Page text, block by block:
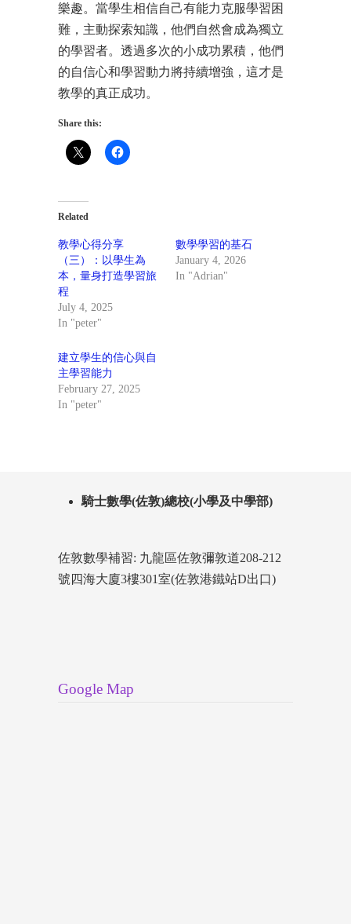
樂趣。當學生相信自己有能力克服學習困
難，主動探索知識，他們自然會成為獨立
的學習者。透過多次的小成功累積，他們
的自信心和學習動力將持續增強，這才是
教學的真正成功。
Share this:
Related
教學心得分享
（三）：以學生為
本，量身打造學習旅
程
July 4, 2025
In "peter"
數學學習的基石
January 4, 2026
In "Adrian"
建立學生的信心與自
主學習能力
February 27, 2025
In "peter"
騎士數學(佐敦)總校(小學及中學部)
佐敦數學補習: 九龍區佐敦彌敦道208-212
號四海大廈3樓301室(佐敦港鐵站D出口)
Google Map